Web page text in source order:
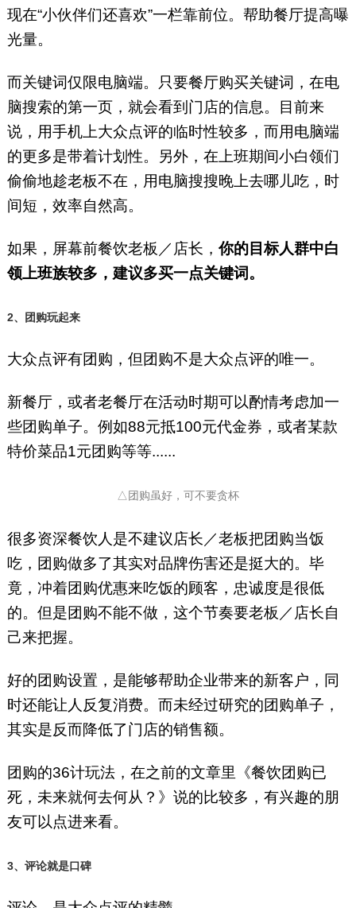
现在“小伙伴们还喜欢”一栏靠前位。帮助餐厅提高曝
光量。
而关键词仅限电脑端。只要餐厅购买关键词，在电
脑搜索的第一页，就会看到门店的信息。目前来
说，用手机上大众点评的临时性较多，而用电脑端
的更多是带着计划性。另外，在上班期间小白领们
偷偷地趁老板不在，用电脑搜搜晚上去哪儿吃，时
间短，效率自然高。
如果，屏幕前餐饮老板／店长， 你的目标人群中白
领上班族较多，建议多买一点关键词。
2、团购玩起来
大众点评有团购，但团购不是大众点评的唯一。
新餐厅，或者老餐厅在活动时期可以酌情考虑加一
些团购单子。例如88元抵100元代金券，或者某款
特价菜品1元团购等等......
△团购虽好，可不要贪杯
很多资深餐饮人是不建议店长／老板把团购当饭
吃，团购做多了其实对品牌伤害还是挺大的。毕
竟，冲着团购优惠来吃饭的顾客，忠诚度是很低
的。但是团购不能不做，这个节奏要老板／店长自
己来把握。
好的团购设置，是能够帮助企业带来的新客户，同
时还能让人反复消费。而未经过研究的团购单子，
其实是反而降低了门店的销售额。
团购的36计玩法，在之前的文章里《餐饮团购已
死，未来就何去何从？》说的比较多，有兴趣的朋
友可以点进来看。
3、评论就是口碑